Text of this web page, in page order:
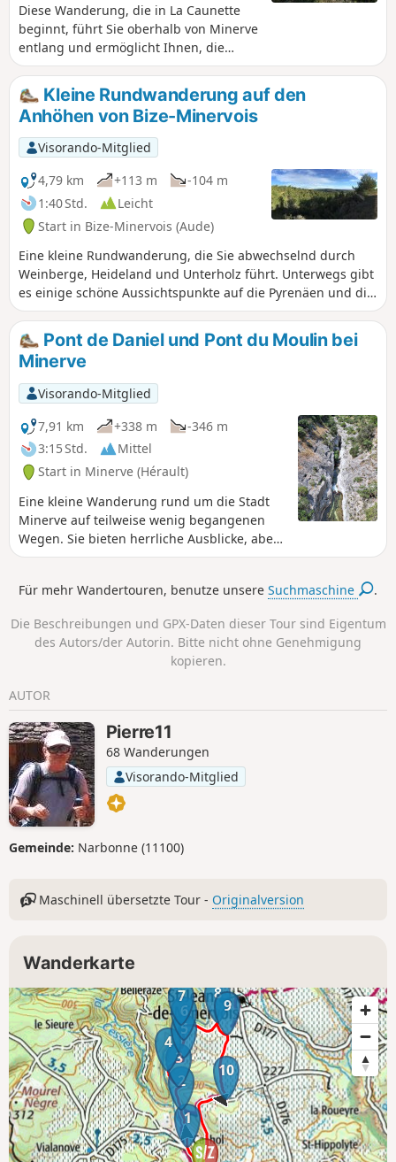
Diese Wanderung, die in La Caunette
beginnt, führt Sie oberhalb von Minerve
entlang und ermöglicht Ihnen, die
Megalithen zu entdecken, die die Route
säumen. Sie durchqueren abwechselnd
Weinberge, das Heideland mit Ginster,
Thymian, Stechginster, Steineichen und
einigen seltenen Unterholzarten.
Achtung, am WPT1 ist die
Fußgängerbrücke aufgrund eines
Gemeindebeschlusses vom Juli 2017
wegen Baufälligkeit für Fußgänger
gesperrt (und verriegelt). Die
Fußgängerbrücke ist normalerweise
wieder geöffnet, ein Parkplatz wird
derzeit angelegt.
Kleine Rundwanderung auf den
Anhöhen von Bize-Minervois
Visorando-Mitglied
4,79 km
+113 m
-104 m
1:40 Std.
Leicht
Start in Bize-Minervois (Aude)
Eine kleine Rundwanderung, die Sie abwechselnd durch
Weinberge, Heideland und Unterholz führt. Unterwegs gibt
es einige schöne Aussichtspunkte auf die Pyrenäen und die
Ebene von Mivervois.
Pont de Daniel und Pont du Moulin bei
Minerve
Visorando-Mitglied
7,91 km
+338 m
-346 m
3:15 Std.
Mittel
Start in Minerve (Hérault)
Eine kleine Wanderung rund um die Stadt
Minerve auf teilweise wenig begangenen
Wegen. Sie bieten herrliche Ausblicke, aber
Vorsicht für Personen, die Höhenangst
Brian.
Für mehr Wandertouren, benutze unsereSuchmaschine .
Die Beschreibungen und GPX-Daten dieser Tour sind Eigentum
des Autors/der Autorin. Bitte nicht ohne Genehmigung
kopieren.
AUTOR
Pierre11
68 Wanderungen
Visorando-Mitglied
Gemeinde: Narbonne (11100)
Maschinell übersetzte Tour - Originalversion
Wanderkarte
1
2
3
4
5
6
7 8
9
10